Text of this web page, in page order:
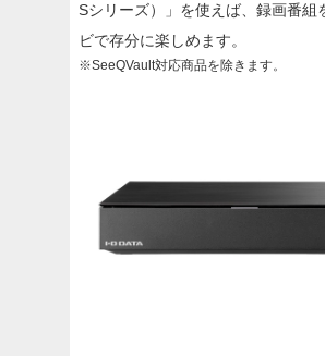
Sシリーズ）」を使えば、録画番組
ビで存分に楽しめます。
※SeeQVault対応商品を除きます。